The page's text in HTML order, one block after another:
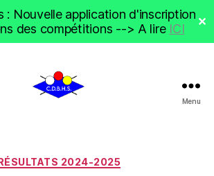
: Nouvelle application d'inscription
des compétitions --> A lire ICI ✕
Menu
Catégories
2024-2025